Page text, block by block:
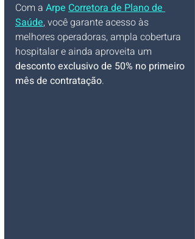
Com a Arpe Corretora de Plano de
Saúde, você garante acesso às
melhores operadoras, ampla cobertura
hospitalar e ainda aproveita um
desconto exclusivo de 50% no primeiro
mês de contratação.